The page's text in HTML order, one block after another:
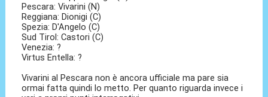
Pescara: Vivarini (N)
Reggiana: Dionigi (C)
Spezia: D'Angelo (C)
Sud Tirol: Castori (C)
Venezia: ?
Virtus Entella: ?
Vivarini al Pescara non è ancora ufficiale ma pare sia
ormai fatta quindi lo metto. Per quanto riguarda invece i